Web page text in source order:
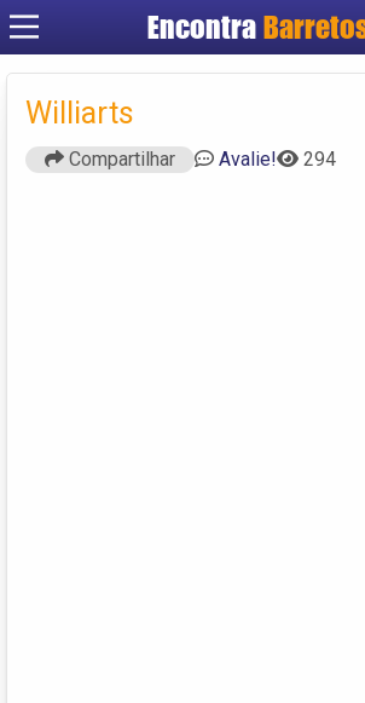
Encontra
Cadastrar
Williarts
Compartilhar Avalie! 294